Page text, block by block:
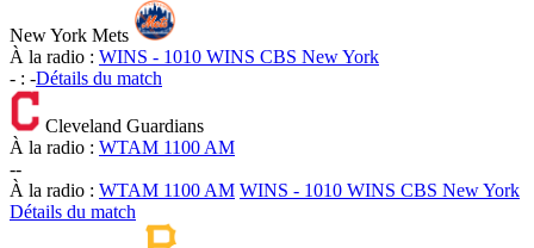
New York Mets
À la radio : WINS - 1010 WINS CBS New York
- : -Détails du match
Cleveland Guardians
À la radio : WTAM 1100 AM
--
À la radio : WTAM 1100 AM WINS - 1010 WINS CBS New York
Détails du match